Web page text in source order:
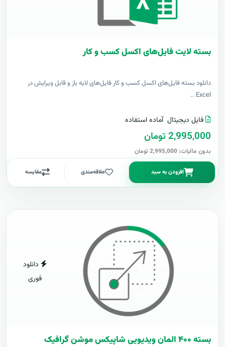
بسته لایت فایل‌های اکسل کسب و کار
دانلود بسته فایل‌های اکسل کسب و کار فایل‌های لایه باز و قابل ویرایش در
Excel ..
فایل دیجیتال آماده استفاده
2,995,000 تومان
بدون مالیات: 2,995,000 تومان
افزودن به سبد علاقه‌مندی مقایسه
دانلود
فوری
بسته ۴۰۰ المان ویدیویی شاپیکس موشن گرافیک